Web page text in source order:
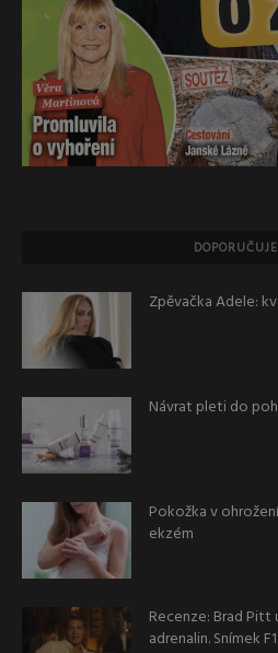
Zpěvačka Adele:
Návrat pleti do
Pokožka v
ekzém
Recenze: Brad
adrenalin. Snímek